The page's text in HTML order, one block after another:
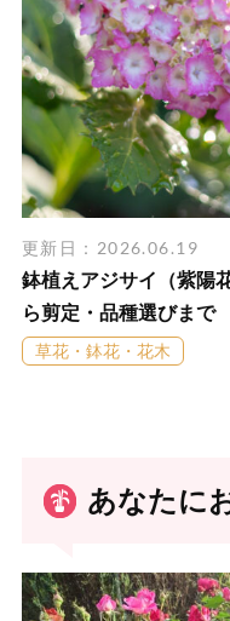
更新日：2026.06.19
鉢植えアジサイ（紫陽
ら剪定・品種選びまで
草花・鉢花・花木
あなたに